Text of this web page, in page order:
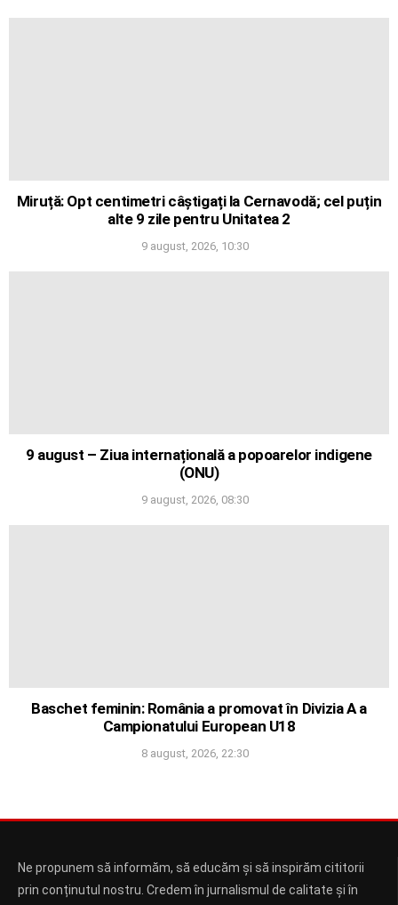
Miruță: Opt centimetri câștigați la Cernavodă; cel puțin
alte 9 zile pentru Unitatea 2
9 august, 2026, 10:30
9 august – Ziua internațională a popoarelor indigene
(ONU)
9 august, 2026, 08:30
Baschet feminin: România a promovat în Divizia A a
Campionatului European U18
8 august, 2026, 22:30
Ne propunem să informăm, să educăm și să inspirăm cititorii
prin conținutul nostru. Credem în jurnalismul de calitate și în